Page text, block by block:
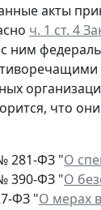
акты
ч. 1 ст. 4
ним
что
281-ФЗ "О
390-ФЗ "О
ФЗ "О мерах